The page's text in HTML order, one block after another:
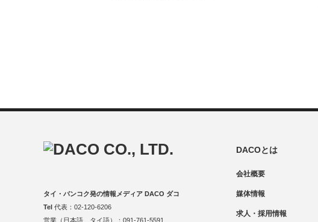
DACOとは
会社概要
媒体情報
求人・採用情報
タイ・バンコク発の情報メディア DACO ダコ
Tel 代表：02-120-6206
営業（日本語、タイ語）：091-761-5591